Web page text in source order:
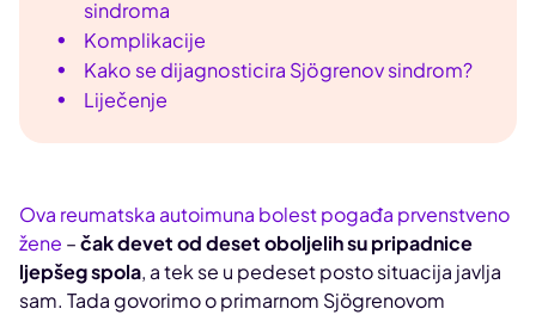
sindroma
Komplikacije
Kako se dijagnosticira Sjögrenov sindrom?
Liječenje
Ova reumatska autoimuna bolest pogađa prvenstveno
žene –čak devet od deset oboljelih su pripadnice
ljepšeg spola, a tek se u pedeset posto situacija javlja
sam. Tada govorimo o primarnom Sjögrenovom